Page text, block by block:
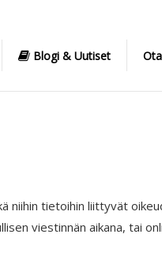
Blogi & Uutiset
niihin tietoihin liittyvät
viestinnän aikana, tai